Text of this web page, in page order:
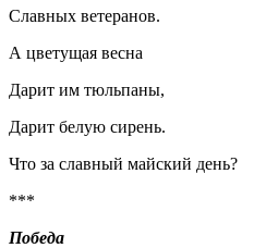
Славных ветеранов.
А цветущая весна
Дарит им тюльпаны,
Дарит белую сирень.
Что за славный майский день?
***
Победа